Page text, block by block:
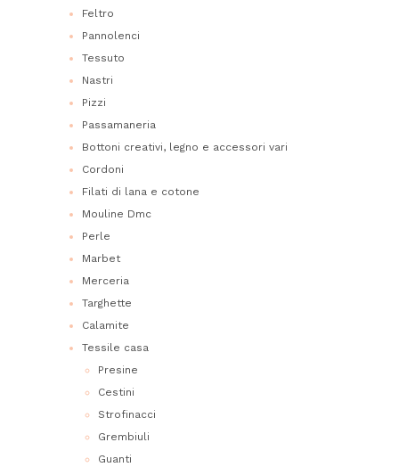
Feltro
Pannolenci
Tessuto
Nastri
Pizzi
Passamaneria
Bottoni creativi, legno e accessori vari
Cordoni
Filati di lana e cotone
Mouline Dmc
Perle
Marbet
Merceria
Targhette
Calamite
Tessile casa
Presine
Cestini
Strofinacci
Grembiuli
Guanti